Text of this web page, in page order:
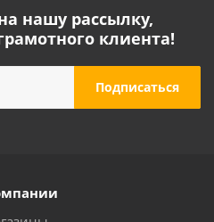
нашу рассылку,
клиента!